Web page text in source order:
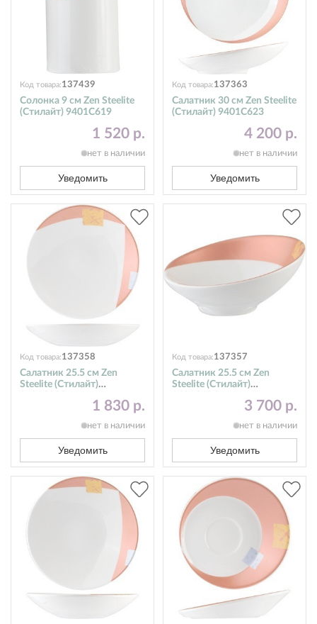
Код товара:137439
Солонка 9 см Zen Steelite
(Стилайт) 9401C619
1 520 р.
нет в наличии
Уведомить
Код товара:137363
Салатник 30 см Zen Steelite
(Стилайт) 9401C623
4 200 р.
нет в наличии
Уведомить
Код товара:137358
Салатник 25.5 см Zen
Steelite (Стилайт)
1 830 р.
нет в наличии
Уведомить
Код товара:137357
Салатник 25.5 см Zen
Steelite (Стилайт)
3 700 р.
нет в наличии
Уведомить